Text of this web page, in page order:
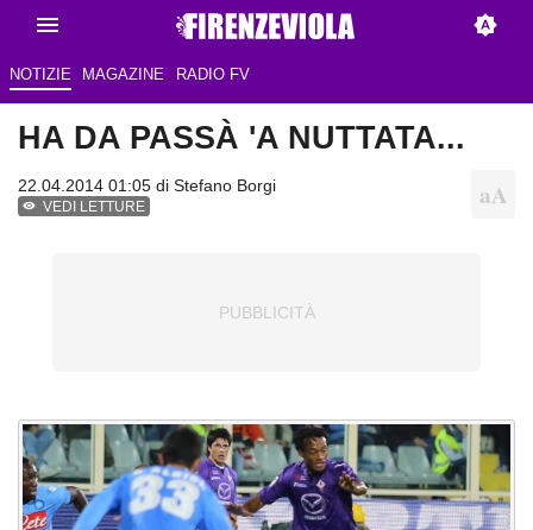
NOTIZIE MAGAZINE RADIO FV
HA DA PASSÀ 'A NUTTATA...
22.04.2014 01:05 di Stefano Borgi
VEDI LETTURE